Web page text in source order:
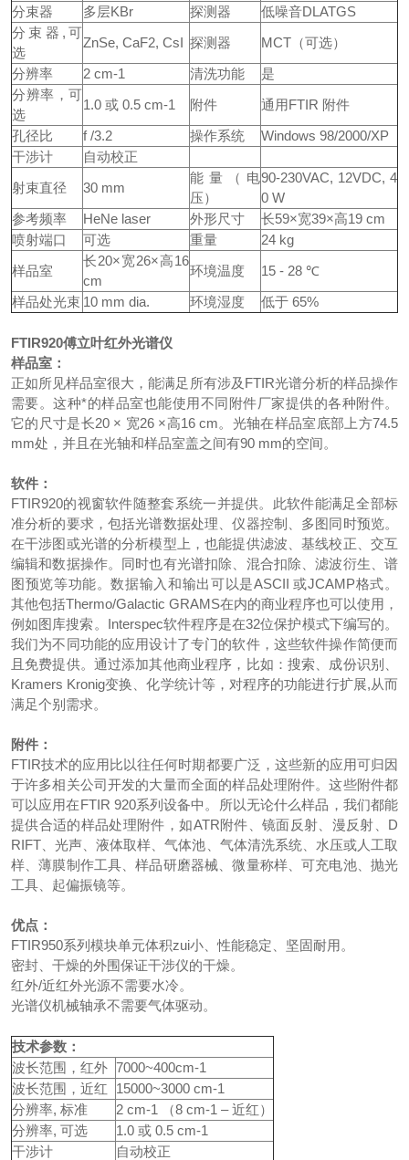
分束器
多层KBr 探测器
低噪音DLATGS
分束器,可
选
ZnSe, CaF2, CsI 探测器
MCT（可选）
分辨率
2 cm-1 清洗功能
是
分辨率，可
选
1.0 或 0.5 cm-1 附件
通用FTIR 附件
孔径比
f /3.2 操作系统
Windows 98/2000/XP
干涉计
自动校正
射束直径
30 mm
能量（电
压）
90-230VAC, 12VDC, 4
0 W
参考频率
HeNe laser 外形尺寸
长59×宽39×高19 cm
喷射端口
可选 重量
24 kg
样品室
长20×宽26×高16
cm
环境温度
15 - 28 ℃
样品处光束 10 mm dia. 环境湿度 低于 65%
FTIR920傅立叶红外光谱仪
样品室：
正如所见样品室很大，能满足所有涉及FTIR光谱分析的样品操作
需要。这种*的样品室也能使用不同附件厂家提供的各种附件。
它的尺寸是长20 × 宽26 ×高16 cm。光轴在样品室底部上方74.5
mm处，并且在光轴和样品室盖之间有90 mm的空间。
软件：
FTIR920的视窗软件随整套系统一并提供。此软件能满足全部标
准分析的要求，包括光谱数据处理、仪器控制、多图同时预览。
在干涉图或光谱的分析模型上，也能提供滤波、基线校正、交互
编辑和数据操作。同时也有光谱扣除、混合扣除、滤波衍生、谱
图预览等功能。数据输入和输出可以是ASCII 或JCAMP格式。
其他包括Thermo/Galactic GRAMS在内的商业程序也可以使用，
例如图库搜索。Interspec软件程序是在32位保护模式下编写的。
我们为不同功能的应用设计了专门的软件，这些软件操作简便而
且免费提供。通过添加其他商业程序，比如：搜索、成份识别、
Kramers Kronig变换、化学统计等，对程序的功能进行扩展,从而
满足个别需求。
附件：
FTIR技术的应用比以往任何时期都要广泛，这些新的应用可归因
于许多相关公司开发的大量而全面的样品处理附件。这些附件都
可以应用在FTIR 920系列设备中。所以无论什么样品，我们都能
提供合适的样品处理附件，如ATR附件、镜面反射、漫反射、D
RIFT、光声、液体取样、气体池、气体清洗系统、水压或人工取
样、薄膜制作工具、样品研磨器械、微量称样、可充电池、抛光
工具、起偏振镜等。
优点：
FTIR950系列模块单元体积zui小、性能稳定、坚固耐用。
密封、干燥的外围保证干涉仪的干燥。
红外/近红外光源不需要水冷。
光谱仪机械轴承不需要气体驱动。
技术参数：
波长范围，红外 7000~400cm-1
波长范围，近红
15000~3000 cm-1
分辨率, 标准
2 cm-1 （8 cm-1 – 近红）
分辨率, 可选
1.0 或 0.5 cm-1
干涉计
自动校正